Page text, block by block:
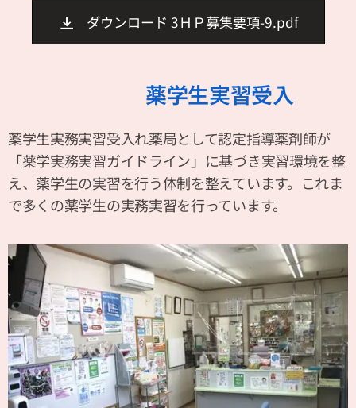
ダウンロード 3ＨＰ募集要項-9.pdf
薬学生実習受入
薬学生実務実習受入れ薬局として認定指導薬剤師が
「薬学実務実習ガイドライン」に基づき実習環境を整
え、薬学生の実習を行う体制を整えています。これま
で多くの薬学生の実務実習を行っています。